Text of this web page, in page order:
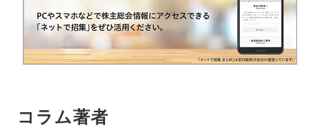
コラム著者